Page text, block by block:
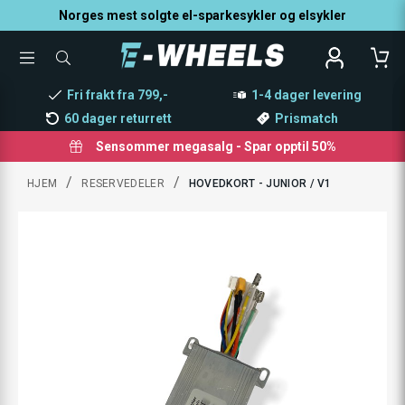
Norges mest solgte el-sparkesykler og elsykler
TOGGLESØK
KATEGORI,
Fri frakt fra 799,-
1-4 dager levering
60 dager returrett
Prismatch
Sensommer megasalg - Spar opptil 50%
HJEM / RESERVEDELER / HOVEDKORT - JUNIOR / V1